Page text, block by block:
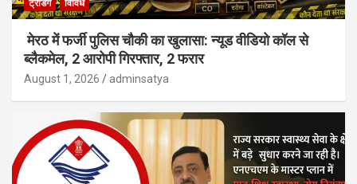
ट्रेंडिंग विविध
मेरठ में फर्जी पुलिस चौकी का खुलासा: न्यूड वीडियो कॉल से
ब्लैकमेल, 2 आरोपी गिरफ्तार, 2 फरार
August 1, 2026 adminsatya